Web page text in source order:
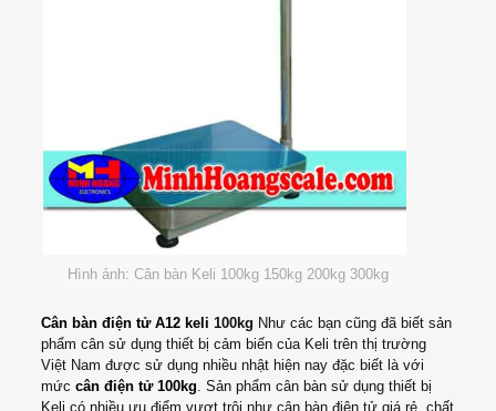
Hình ảnh: Cân bàn Keli 100kg 150kg 200kg 300kg
Cân bàn điện tử A12 keli 100kg Như các bạn cũng đã biết sản
phẩm cân sử dụng thiết bị cảm biến của Keli trên thị trường
Việt Nam được sử dụng nhiều nhật hiện nay đặc biết là với
mức cân điện tử 100kg . Sản phẩm cân bàn sử dụng thiết bị
Keli có nhiều ưu điểm vượt trội như cân bàn điện tử giá rẻ, chất